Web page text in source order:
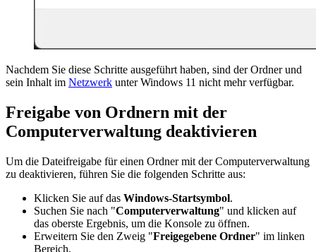
Nachdem Sie diese Schritte ausgeführt haben, sind der Ordner und
sein Inhalt im Netzwerk unter Windows 11 nicht mehr verfügbar.
Freigabe von Ordnern mit der
Computerverwaltung deaktivieren
Um die Dateifreigabe für einen Ordner mit der Computerverwaltung
zu deaktivieren, führen Sie die folgenden Schritte aus:
Klicken Sie auf das Windows-Startsymbol.
Suchen Sie nach "Computerverwaltung" und klicken auf
das oberste Ergebnis, um die Konsole zu öffnen.
Erweitern Sie den Zweig "Freigegebene Ordner" im linken
Bereich.